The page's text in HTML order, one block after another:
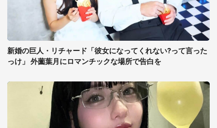
新婚の巨人・リチャード「彼女になってくれない?って言った
っけ」 外薗葉月にロマンチックな場所で告白を